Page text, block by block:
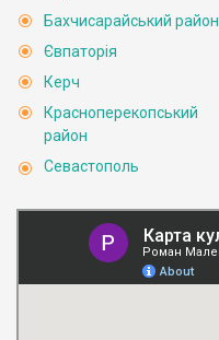
Бахчисарайський район
Євпаторія
Керч
Красноперекопський
район
Севастополь